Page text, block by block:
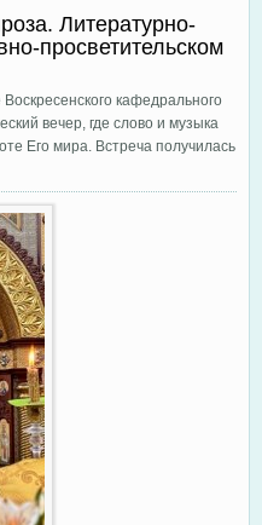
Литературно-
просветительском
кафедрального
вечер, где слово и музыка
Его мира. Встреча получилась